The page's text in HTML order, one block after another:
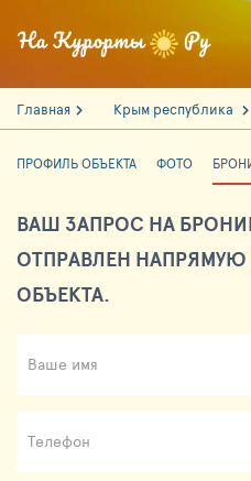
Главная Крым республика
ПРОФИЛЬ ОБЪЕКТА ФОТО
ВАШ ЗАПРОС НА
ОТПРАВЛЕН НАПРЯМУЮ
ОБЪЕКТА.
Ваше имя
Телефон